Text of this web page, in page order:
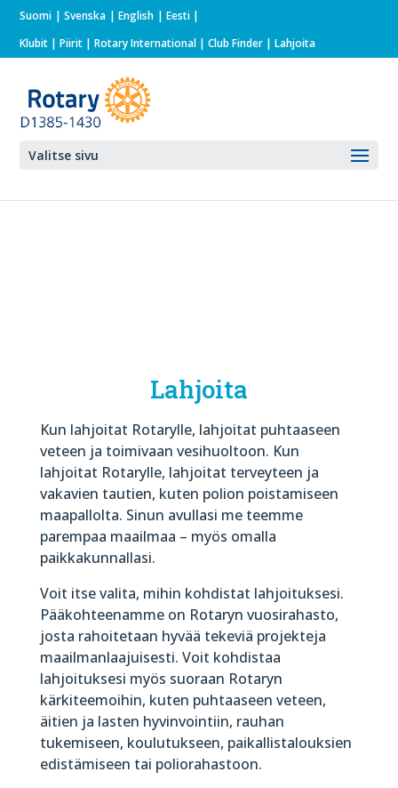
Suomi Svenska English
Eesti
Klubit |Piirit |Rotary International | Club Finder | Lahjoita
Valitse sivu
Lahjoita
Kun lahjoitat Rotarylle, lahjoitat puhtaaseen
veteen ja toimivaan vesihuoltoon. Kun
lahjoitat Rotarylle, lahjoitat terveyteen ja
vakavien tautien, kuten polion poistamiseen
maapallolta. Sinun avullasi me teemme
parempaa maailmaa – myös omalla
paikkakunnallasi.
Voit itse valita, mihin kohdistat lahjoituksesi.
Pääkohteenamme on Rotaryn vuosirahasto,
josta rahoitetaan hyvää tekeviä projekteja
maailmanlaajuisesti. Voit kohdistaa
lahjoituksesi myös suoraan Rotaryn
kärkiteemoihin, kuten puhtaaseen veteen,
äitien ja lasten hyvinvointiin, rauhan
tukemiseen, koulutukseen, paikallistalouksien
edistämiseen tai poliorahastoon.